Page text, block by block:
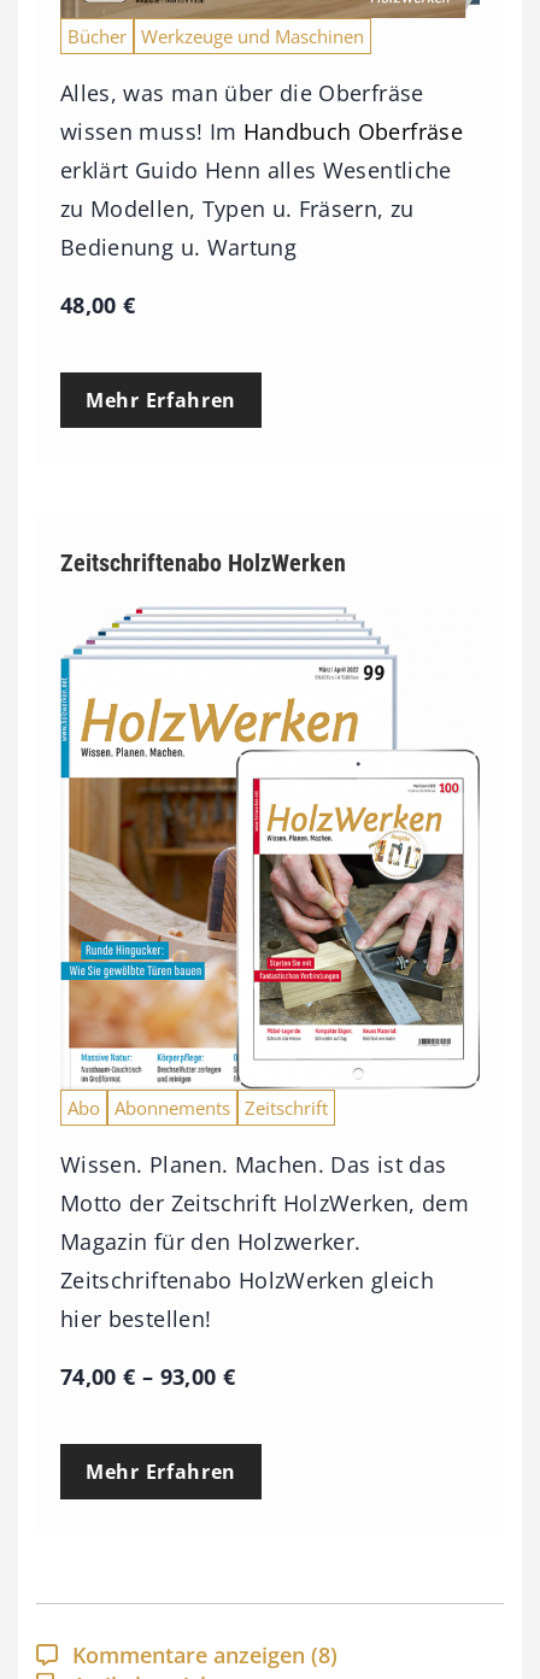
Bücher Werkzeuge und Maschinen
Alles, was man über die Oberfräse
wissen muss! Im Handbuch Oberfräse
erklärt Guido Henn alles Wesentliche
zu Modellen, Typen u. Fräsern, zu
Bedienung u. Wartung
48,00€
Mehr Erfahren
Zeitschriftenabo HolzWerken
Abo Abonnements Zeitschrift
Wissen. Planen. Machen. Das ist das
Motto der Zeitschrift HolzWerken, dem
Magazin für den Holzwerker.
Zeitschriftenabo HolzWerken gleich
hier bestellen!
74,00€ – 93,00 €P
e
p
a
Mehr Erfahren
Kommentare anzeigen (8)